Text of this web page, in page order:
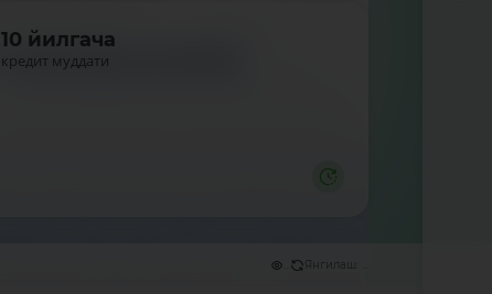
10 йилгача
кредит муддати
Янгилаш: ...